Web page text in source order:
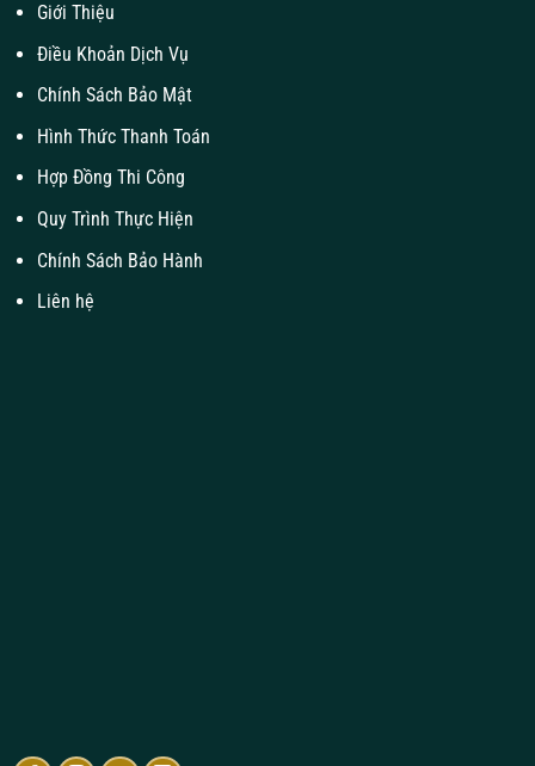
Giới Thiệu
Điều Khoản Dịch Vụ
Chính Sách Bảo Mật
Hình Thức Thanh Toán
Hợp Đồng Thi Công
Quy Trình Thực Hiện
Chính Sách Bảo Hành
Liên hệ